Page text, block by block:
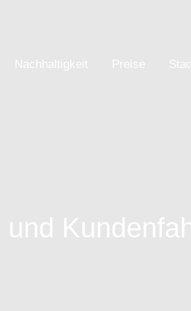
Nachhaltigkeit Preise
und